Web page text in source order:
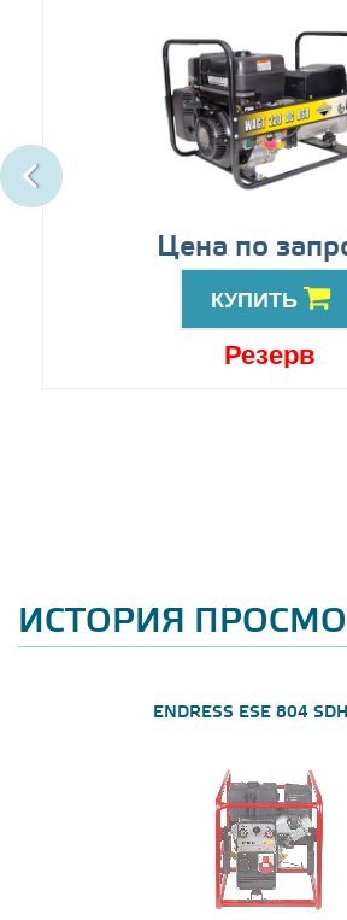
Цена по
КУПИТЬ
Резерв
ИСТОРИЯ
ENDRESS ESE 804